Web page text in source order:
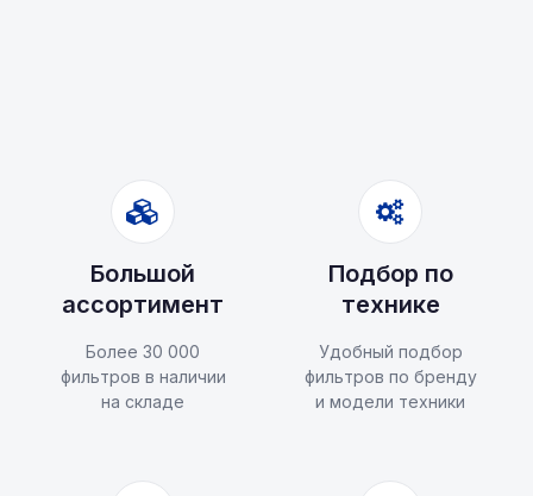
Большой
ассортимент
Более 30 000
фильтров в наличии
на складе
Подбор по
технике
Удобный подбор
фильтров по бренду
и модели техники